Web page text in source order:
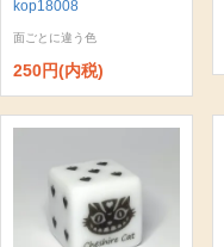
kop18008
面ごとに違う色
250円(内税)